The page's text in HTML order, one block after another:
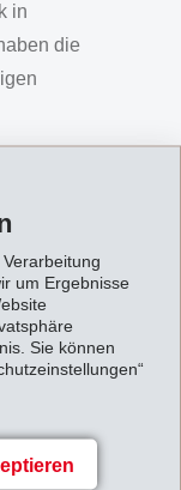
um Ergebnisse
Sie können
in
die
und somit die
knapp halten.
von CHF 254
EBITDA-Marge
erreichte